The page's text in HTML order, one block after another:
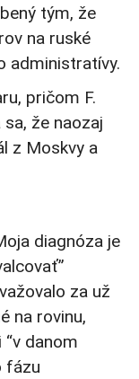
tým, že
na ruské
administratívy.
pričom F.
že naozaj
z Moskvy a
diagnóza je
za už
na rovinu,
danom
fázu